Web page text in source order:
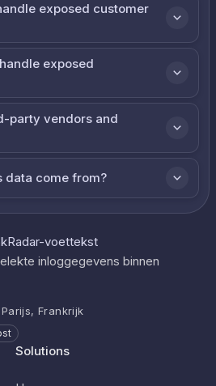
exposed customer
exposed
party vendors and
data come from?
inloggegevens binnen
Frankrijk
Solutions